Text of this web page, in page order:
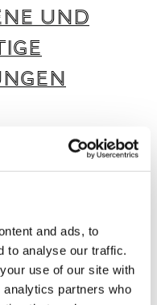
and ads, to
to analyse our traffic.
use of our site with
partners who
UND
intelligenter
Dienstleistungen,
sind.
/4